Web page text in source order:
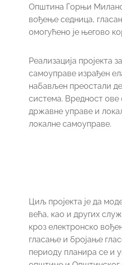
Општина Горњи
вођење седница,
омогућено је његово
Реализација пројекта
самоуправе израђен
набављен преостали
система. Вредност ове
државне управе и
локалне самоуправе.
Циљ пројекта је да
већа, као и других
кроз електронско
гласање и бројање
периоду планира се и